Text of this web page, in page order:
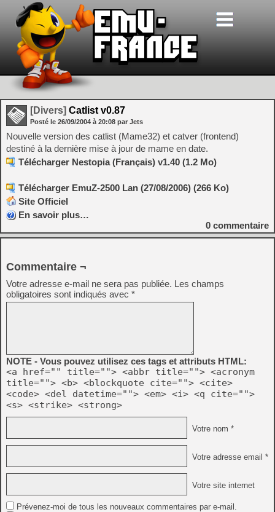
[Divers] Catlist v0.87
Posté le 26/09/2004 à 20:08 par Jets
Nouvelle version des catlist (Mame32) et catver (frontend)
destiné à la dernière mise à jour de mame en date.
Télécharger Nestopia (Français) v1.40 (1.2 Mo)
Télécharger EmuZ-2500 Lan (27/08/2006) (266 Ko)
Site Officiel
En savoir plus…
0 commentaire
Commentaire ¬
Votre adresse e-mail ne sera pas publiée. Les champs
obligatoires sont indiqués avec *
NOTE - Vous pouvez utilisez ces tags et attributs HTML:
<a href="" title=""> <abbr title=""> <acronym
title=""> <b> <blockquote cite=""> <cite>
<code> <del datetime=""> <em> <i> <q cite="">
<s> <strike> <strong>
Votre nom *
Votre adresse email *
Votre site internet
Prévenez-moi de tous les nouveaux commentaires par e-mail.